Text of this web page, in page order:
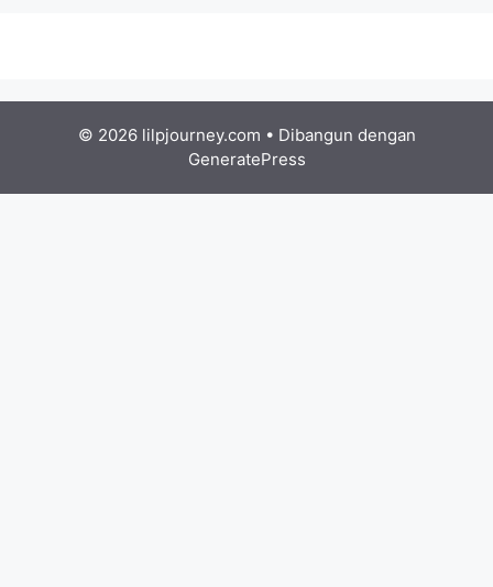
© 2026 lilpjourney.com • Dibangun dengan
GeneratePress